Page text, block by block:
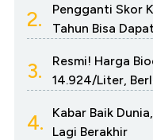
2.
Pengganti Skor
Tahun Bisa
3.
Resmi! Harga
14.924/Liter,
4.
Kabar Baik
Lagi Berakhir